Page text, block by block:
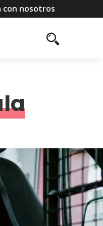
con nosotros